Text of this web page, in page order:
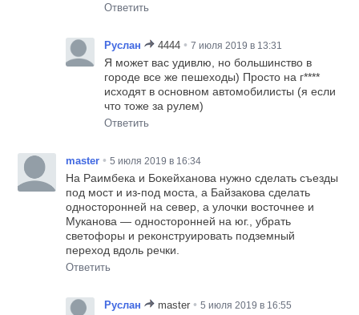
Ответить
Руслан 4444 • 7 июля 2019 в 13:31
Я может вас удивлю, но большинство в
городе все же пешеходы) Просто на г****
исходят в основном автомобилисты (я если
что тоже за рулем)
Ответить
master • 5 июля 2019 в 16:34
На Раимбека и Бокейханова нужно сделать съезды
под мост и из-под моста, а Байзакова сделать
односторонней на север, а улочки восточнее и
Муканова — односторонней на юг., убрать
светофоры и реконструировать подземный
переход вдоль речки.
Ответить
Руслан master • 5 июля 2019 в 16:55